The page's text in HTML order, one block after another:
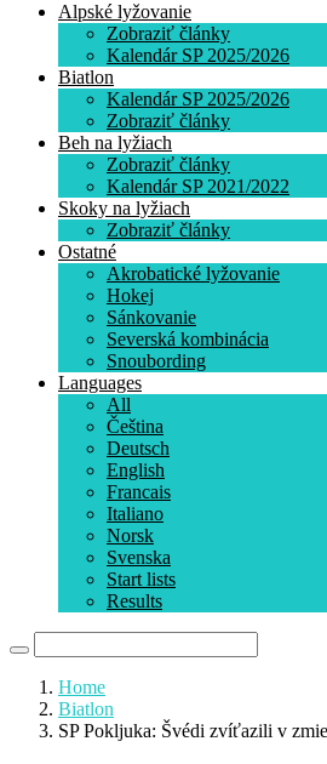
Alpské lyžovanie
Zobraziť články
Kalendár SP 2025/2026
Biatlon
Kalendár SP 2025/2026
Zobraziť články
Beh na lyžiach
Zobraziť články
Kalendár SP 2021/2022
Skoky na lyžiach
Zobraziť články
Ostatné
Akrobatické lyžovanie
Hokej
Sánkovanie
Severská kombinácia
Snoubording
Languages
All
Čeština
Deutsch
English
Francais
Italiano
Norsk
Svenska
Start lists
Results
Home
Biatlon
SP Pokljuka: Švédi zvíťazili v